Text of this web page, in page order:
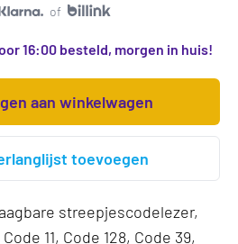
of
16:00 besteld, morgen in huis!
aan winkelwagen
toevoegen
streepjescodelezer,
11, Code 128, Code 39,